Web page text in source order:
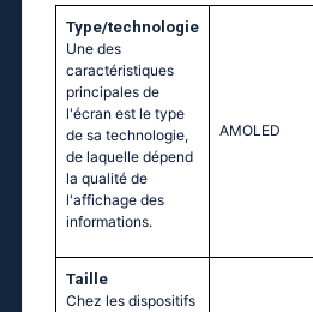
Type/technologie
Une des
caractéristiques
principales de
l'écran est le type
de sa technologie,
de laquelle dépend
la qualité de
l'affichage des
informations.
AMOLED
Taille
Chez les dispositifs